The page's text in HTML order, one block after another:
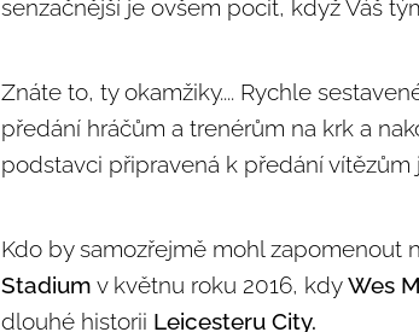
senzačnější je ovšem pocit, když Váš
Znáte to, ty okamžiky.... Rychle
předání hráčům a trenérům na krk a
podstavci připravená k předání vítězům
Kdo by samozřejmě mohl zapomenout
Stadium v květnu roku 2016, kdyWes
dlouhé historii Leicesteru City.